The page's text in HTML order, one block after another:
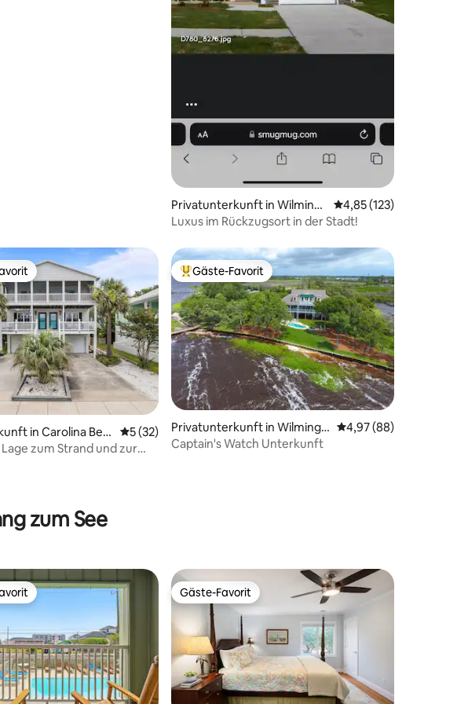
Privatunterkunft in Wilmingt
on
Durchschnittliche
4,85 (123)
Luxus im Rückzugsort in der Stadt!
4,94 von 5, 99 Bewertungen
Favorit.
in Carolina Bea
Durchschnittliche Bewertung: 5 von 5, 32 Bewertungen
5 (32)
zum Strand und zur
Beliebter Gäste-Favorit.
Gäste-Favorit
Privatunterkunft in Wilmingt
on
Durchschnittliche
4,97 (88)
Captain's Watch Unterkunft
zum See
Favorit. Gäste-Favorit
Gäste-Favorit